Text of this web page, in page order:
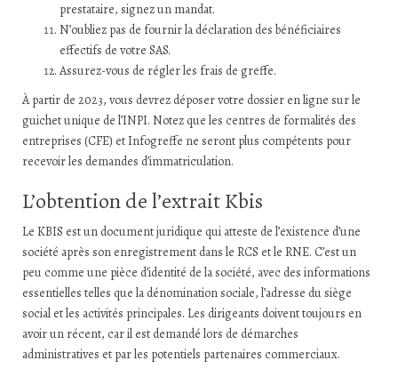
prestataire, signez un mandat.
N’oubliez pas de fournir la déclaration des bénéficiaires
effectifs de votre SAS.
Assurez-vous de régler les frais de greffe.
À partir de 2023, vous devrez déposer votre dossier en ligne sur le
guichet unique de l’INPI. Notez que les centres de formalités des
entreprises (CFE) et Infogreffe ne seront plus compétents pour
recevoir les demandes d’immatriculation.
L’obtention de l’extrait Kbis
Le KBIS est un document juridique qui atteste de l’existence d’une
société après son enregistrement dans le RCS et le RNE. C’est un
peu comme une pièce d’identité de la société, avec des informations
essentielles telles que la dénomination sociale, l’adresse du siège
social et les activités principales. Les dirigeants doivent toujours en
avoir un récent, car il est demandé lors de démarches
administratives et par les potentiels partenaires commerciaux.